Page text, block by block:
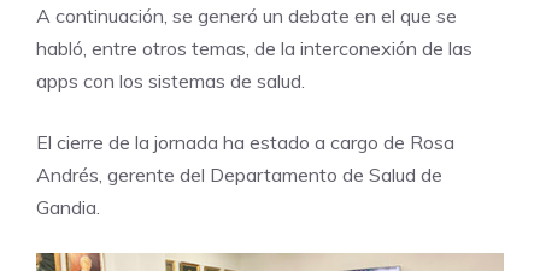
A continuación, se generó un debate en el que se
habló, entre otros temas, de la interconexión de las
apps con los sistemas de salud.
El cierre de la jornada ha estado a cargo de Rosa
Andrés, gerente del Departamento de Salud de
Gandia.